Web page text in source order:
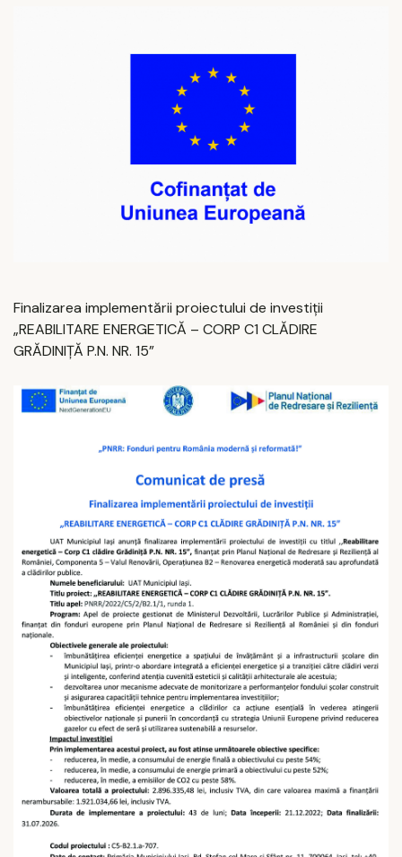
Finalizarea implementării proiectului de investiții
„REABILITARE ENERGETICĂ – CORP C1 CLĂDIRE
GRĂDINIȚĂ P.N. NR. 15”